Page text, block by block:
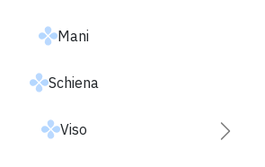
Mani
Schiena
Viso